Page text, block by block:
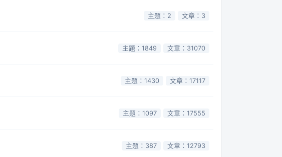
主題：2 文章：3
主題：1849 文章：31070
主題：1430 文章：17117
主題：1097 文章：17555
主題：387 文章：12793